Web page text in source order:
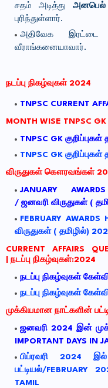
சதம் அடித்து அனபெல்
புரிந்துள்ளார்.
அதிவேக இரட்டை
வீராங்கனையாவார்.
நடப்பு நிகழ்வுகள்2024
TNPSC CURRENT
MONTH WISE TNPSC
TNPSC GK குறிப்புகள்
TNPSC GK குறிப்புகள்
விருதுகள் கௌரவங்கள்
JANUARY
/ ஜனவரி விருதுகள்(
FEBRUARY
விருதுகள் ( தமிழில்)
CURRENT AFFAIRS
நடப்பு நிகழ்வுகள்:2024
நடப்பு நிகழ்வுகள்
நடப்பு நிகழ்வுகள்
முக்கியமான நாட்களின்
ஜனவரி 2024 இன்
IMPORTANT DAYS IN
பிப்ரவரி 2024
பட்டியல்/FEBRUARY
TAMIL